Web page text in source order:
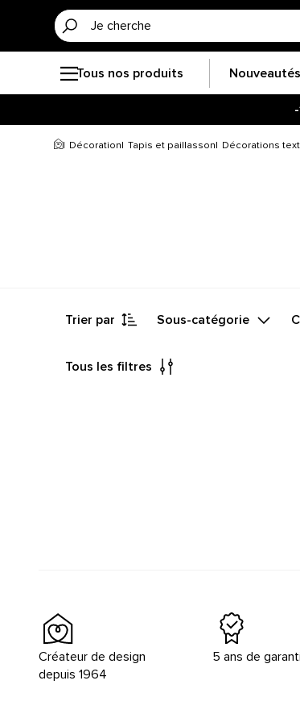
Tous nos produits Nouveautés
Décoration Tapis et paillasson Décorations
Trier par Sous-catégorie
Tous les filtres
Créateur de design
depuis 1964
5 ans de